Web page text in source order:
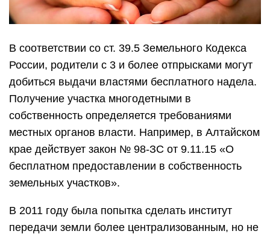
В соответствии со ст. 39.5 Земельного Кодекса
России, родители с 3 и более отпрысками могут
добиться выдачи властями бесплатного надела.
Получение участка многодетными в
собственность определяется требованиями
местных органов власти. Например, в Алтайском
крае действует закон № 98-ЗС от 9.11.15 «О
бесплатном предоставлении в собственность
земельных участков».
В 2011 году была попытка сделать институт
передачи земли более централизованным, но не